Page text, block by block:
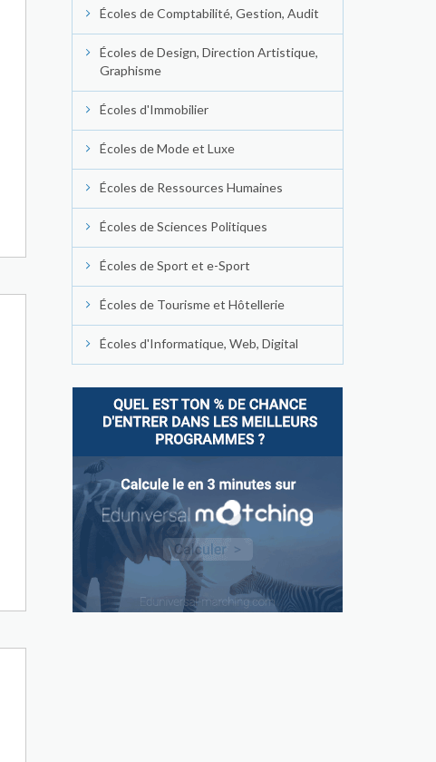
Écoles de Comptabilité, Gestion, Audit
Écoles de Design, Direction Artistique,
Graphisme
Écoles d'Immobilier
Écoles de Mode et Luxe
Écoles de Ressources Humaines
Écoles de Sciences Politiques
Écoles de Sport et e-Sport
Écoles de Tourisme et Hôtellerie
Écoles d'Informatique, Web, Digital